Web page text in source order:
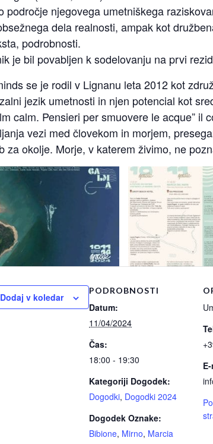
področje njegovega umetniškega
dela realnosti, ampak kot
podrobnosti.
je bil povabljen k sodelovanju na prvi
se je rodil v Lignanu leta 2012 kot
jezik umetnosti in njen potencial kot
calm. Pensieri per smuovere le acque” il
vezi med človekom in morjem,
za okolje. Morje, v katerem živimo, ne
Dodaj v koledar
PODROBNOSTI
Datum:
11/04/2024
Čas:
18:00 - 19:30
Kategoriji Dogodek:
Dogodki, Dogodki 2024
Dogodek Oznake:
Bibione, Mirno, Marcia